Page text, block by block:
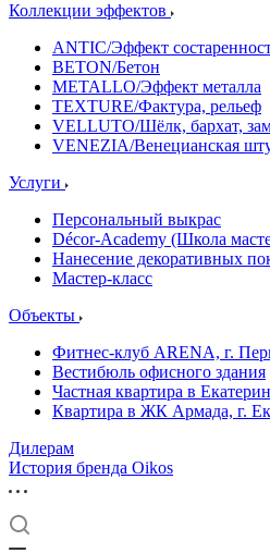
Коллекции эффектов
ANTIC/Эффект
BETON/Бетон
METALLO/Эффект металла
TEXTURE/Фактура, рельеф
VELLUTO/Шёлк, бархат,
VENEZIA/Венецианская
Услуги
Персональный выкрас
Décor-Academy (Школа
Нанесение декоративных
Мастер-класс
Объекты
Фитнес-клуб ARENA, г.
Вестибюль офисного здания
Частная квартира в
Квартира в ЖК Армада, г.
Дилерам
История бренда Oikos